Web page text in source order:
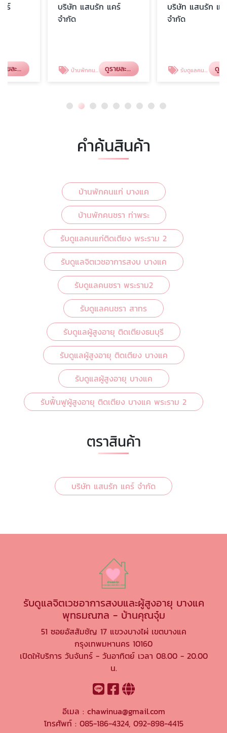
บริษัท แสนรัก แคร์
บ้านพักคนชรา ท่าพระ ดูรายละเอียด
บริษัท แสนรัก แคร์
รับดูแลคนแก่ติดเตียง พระราม 2 ดูรายละเอียด
คำค้นสินค้า
บ้านพักคนแก่ บางแค
บ้านพักคนชรา ท่าพระ
รับดูแลคนแก่ติดเตียง พระราม 2
รับดูแลจิตเวชอาการสงบ บางแค
รับดูแลคนชรา พระราม2
รับดูแลคนชรา สาทร
รับดูแลผู้สูงอายุ ติดเตียงธนบุรี
รับดูแลผู้สูงอายุ ติดเตียง บางแค
รับดูแลผู้สูงอายุ บางแค
รับฟื้นฟูผู้สูงอายุ ติดเตียง บางแค พระราม 2
ตราสินค้า
บริษัท แสนรัก แคร์ จำกัด
รับดูแลจิตเวชอาการสงบและผู้สูงอายุ บางแค
พุทธมณฑล - บ้านคุณจุ๋ม
51 ซอยอัสสัมชัญ 17 แขวงบางไผ่ เขตบางแค
กรุงเทพมหานคร 10160
เปิดให้บริการ วันจันทร์ - วันอาทิตย์ เวลา 08.00 - 20.00
น.
อีเมล : chawinua@gmail.com
โทรศัพท์ : 085-186-4324, 092-898-4415